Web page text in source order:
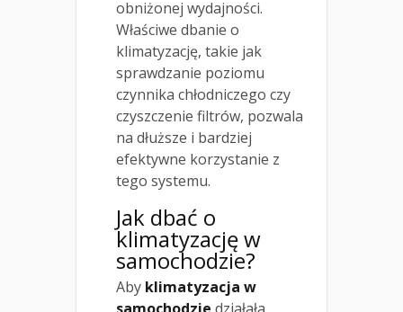
obniżonej wydajności.
Właściwe dbanie o
klimatyzację, takie jak
sprawdzanie poziomu
czynnika chłodniczego czy
czyszczenie filtrów, pozwala
na dłuższe i bardziej
efektywne korzystanie z
tego systemu.
Jak dbać o
klimatyzację w
samochodzie?
Aby klimatyzacja w